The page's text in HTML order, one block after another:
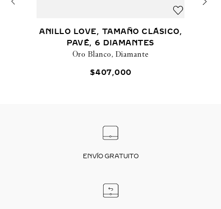
ANILLO LOVE, TAMAÑO CLÁSICO,
PAVÉ, 6 DIAMANTES
Oro Blanco, Diamante
$407,000
ENVÍO GRATUITO